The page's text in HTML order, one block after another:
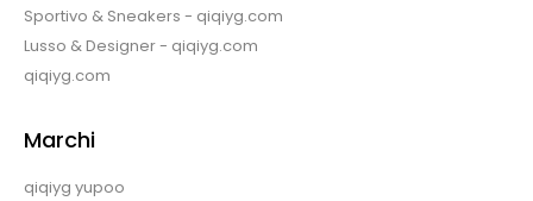
Sportivo & Sneakers - qiqiyg.com
Lusso & Designer - qiqiyg.com
qiqiyg.com
Marchi
qiqiyg yupoo